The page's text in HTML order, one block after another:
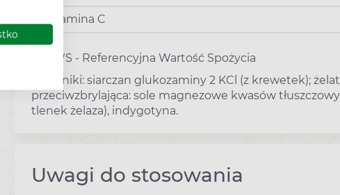
Witamina C
*%RWS - Referencyjna Wartość Spożycia
Składniki: siarczan glukozaminy 2 KCl (z krewetek);
przeciwzbrylająca: sole magnezowe kwasów
tlenek żelaza), indygotyna.
Uwagi do stosowania